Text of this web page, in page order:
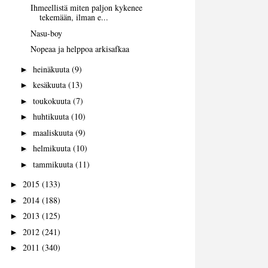
Ihmeellistä miten paljon kykenee
tekemään, ilman e...
Nasu-boy
Nopeaa ja helppoa arkisafkaa
► heinäkuuta (9)
► kesäkuuta (13)
► toukokuuta (7)
► huhtikuuta (10)
► maaliskuuta (9)
► helmikuuta (10)
► tammikuuta (11)
► 2015 (133)
► 2014 (188)
► 2013 (125)
► 2012 (241)
► 2011 (340)